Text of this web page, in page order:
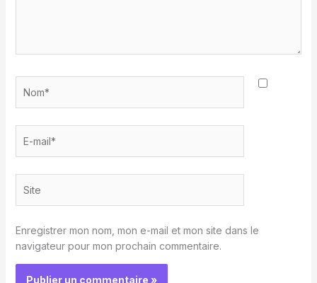
mail*
Enregistrer mon nom, mon e-mail et mon site dans le
navigateur pour mon prochain commentaire.